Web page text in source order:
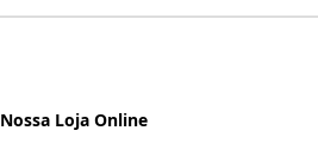
Nossa Loja Online